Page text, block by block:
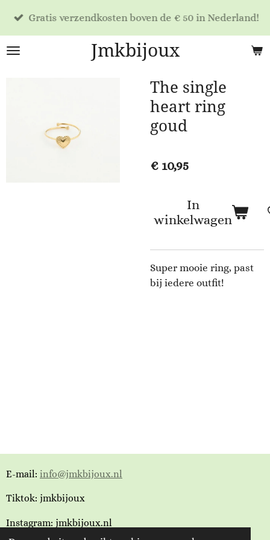
de
Jmkbijoux
Gratis verzendkosten boven de € 50 in Nederland!
The single
heart ring
goud
€ 10,95
In
winkelwagen
Super mooie ring, past
bij iedere outfit!
E-mail: info@jmkbijoux.nl
Tiktok: jmkbijoux
Instagram: jmkbijoux.nl